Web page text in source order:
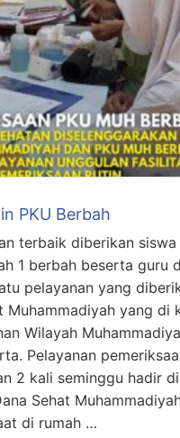
PKU Berbah
terbaik diberikan
1 berbah beserta guru
pelayanan yang
Muhammadiyah yang di
Wilayah
Pelayanan
2 kali seminggu hadir
Sehat
di rumah …